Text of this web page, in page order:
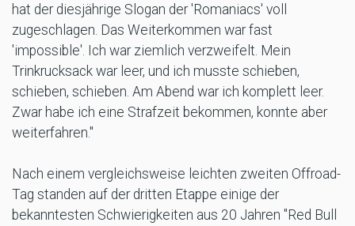
hat der diesjährige Slogan der 'Romaniacs' voll
zugeschlagen. Das Weiterkommen war fast
'impossible'. Ich war ziemlich verzweifelt. Mein
Trinkrucksack war leer, und ich musste schieben,
schieben, schieben. Am Abend war ich komplett leer.
Zwar habe ich eine Strafzeit bekommen, konnte aber
weiterfahren."
Nach einem vergleichsweise leichten zweiten Offroad-
Tag standen auf der dritten Etappe einige der
bekanntesten Schwierigkeiten aus 20 Jahren "Red Bull